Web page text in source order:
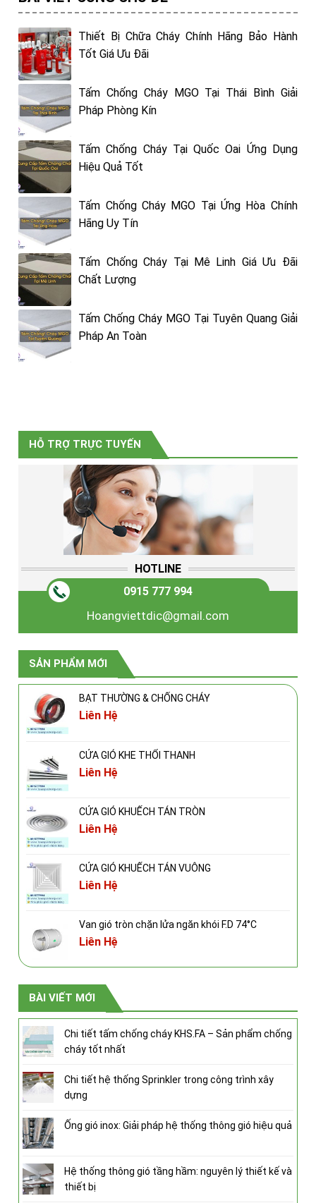
Thiết Bị Chữa Cháy Chính Hãng Bảo Hành
Tốt Giá Ưu Đãi
Tấm Chống Cháy MGO Tại Thái Bình Giải
Pháp Phòng Kín
Tấm Chống Cháy Tại Quốc Oai Ứng Dụng
Hiệu Quả Tốt
Tấm Chống Cháy MGO Tại Ứng Hòa Chính
Hãng Uy Tín
Tấm Chống Cháy Tại Mê Linh Giá Ưu Đãi
Chất Lượng
Tấm Chống Cháy MGO Tại Tuyên Quang Giải
Pháp An Toàn
HỖ TRỢ TRỰC TUYẾN
HOTLINE
0915 777 994
Hoangviettdic@gmail.com
SẢN PHẨM MỚI
BẠT THƯỜNG & CHỐNG CHÁY
Liên Hệ
CỬA GIÓ KHE THỔI THANH
Liên Hệ
CỬA GIÓ KHUẾCH TÁN TRÒN
Liên Hệ
CỬA GIÓ KHUẾCH TÁN VUÔNG
Liên Hệ
Van gió tròn chặn lửa ngăn khói F.D 74°C
Liên Hệ
BÀI VIẾT MỚI
Chi tiết tấm chống cháy KHS.FA – Sản phẩm chống
cháy tốt nhất
Chi tiết hệ thống Sprinkler trong công trình xây
dựng
Ống gió inox: Giải pháp hệ thống thông gió hiệu quả
Hệ thống thông gió tầng hầm: nguyên lý thiết kế và
thiết bị